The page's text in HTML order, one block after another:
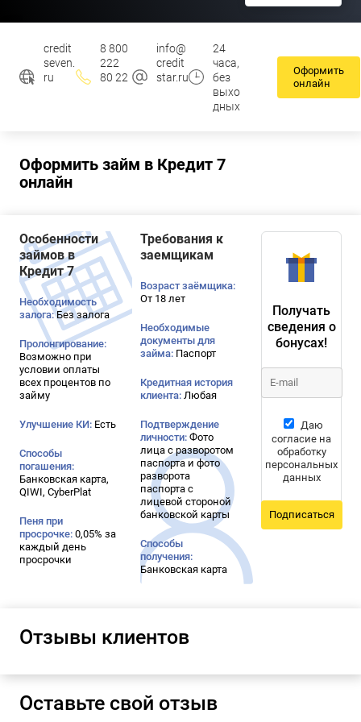
credit
seven.
ru
8 800
222
80 22
info@
credit
star.ru
24
часа,
без
выхо
дных
Оформить
онлайн
Оформить займ в Кредит 7
онлайн
Особенности
займов в
Кредит 7
Необходимость
залога:Без залога
Пролонгирование:
Возможно при
условии оплаты
всех процентов по
займу
Улучшение КИ: Есть
Способы
погашения:
Банковская карта,
QIWI, CyberPlat
Пеня при
просрочке: 0,05% за
каждый день
просрочки
Требования к
заемщикам
Возраст заёмщика:
От 18 лет
Необходимые
документы для
займа: Паспорт
Кредитная история
клиента: Любая
Подтверждение
личности: Фото
лица с разворотом
паспорта и фото
разворота
паспорта с
лицевой стороной
банковской карты
Способы
получения:
Банковская карта
Получать
сведения о
бонусах!
Даю
согласие на
обработку
персональных
данных
Подписаться
Отзывы клиентов
Оставьте свой отзыв